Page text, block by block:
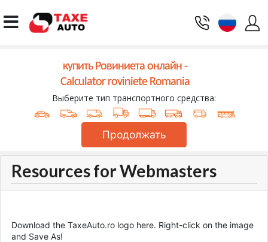
купить Ровиниета онлайн -
Calculator roviniete Romania
Выберите тип транспортного средства:
Продолжать
Resources for Webmasters
Download the TaxeAuto.ro logo here. Right-click on the image
and Save As!